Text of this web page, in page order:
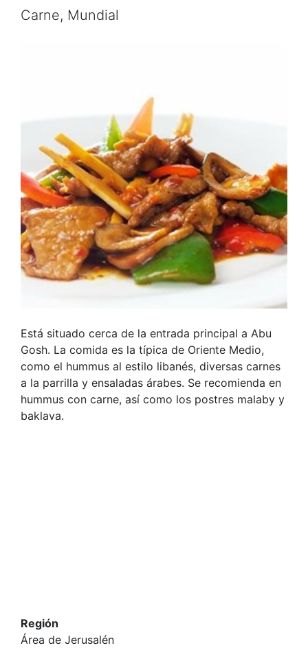
Carne, Mundial
Está situado cerca de la entrada principal a Abu
Gosh. La comida es la típica de Oriente Medio,
como el hummus al estilo libanés, diversas carnes
a la parrilla y ensaladas árabes. Se recomienda en
hummus con carne, así como los postres malaby y
baklava.
Región
Área de Jerusalén